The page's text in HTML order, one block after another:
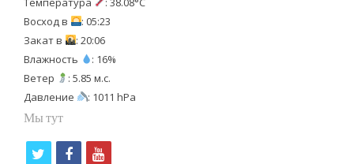
Восход в
: 05:23
Закат в
: 20:06
Влажность
: 16%
Ветер
: 5.85 м.с.
Давление
: 1011 hPa
Мы тут
f
y